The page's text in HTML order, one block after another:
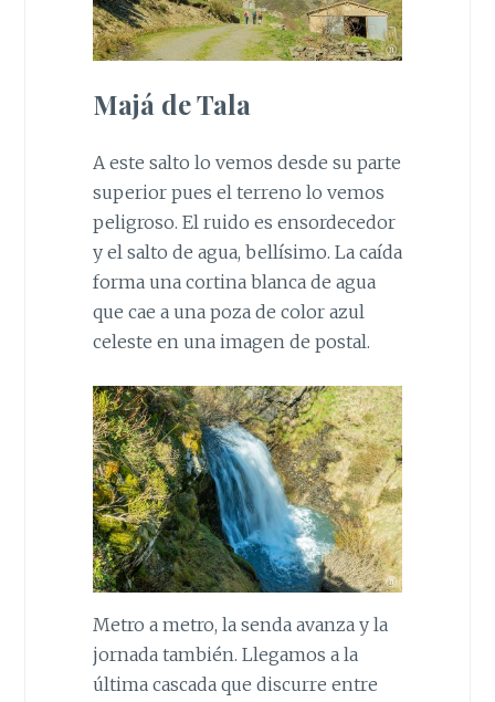
Majá de Tala
A este salto lo vemos desde su parte
superior pues el terreno lo vemos
peligroso. El ruido es ensordecedor
y el salto de agua, bellísimo. La caída
forma una cortina blanca de agua
que cae a una poza de color azul
celeste en una imagen de postal.
Metro a metro, la senda avanza y la
jornada también. Llegamos a la
última cascada que discurre entre